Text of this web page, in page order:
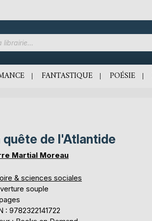
FANTASTIQUE POÉSIE
quête de l'Atlantide
Martial Moreau
& sciences sociales
souple
: 9782322141722